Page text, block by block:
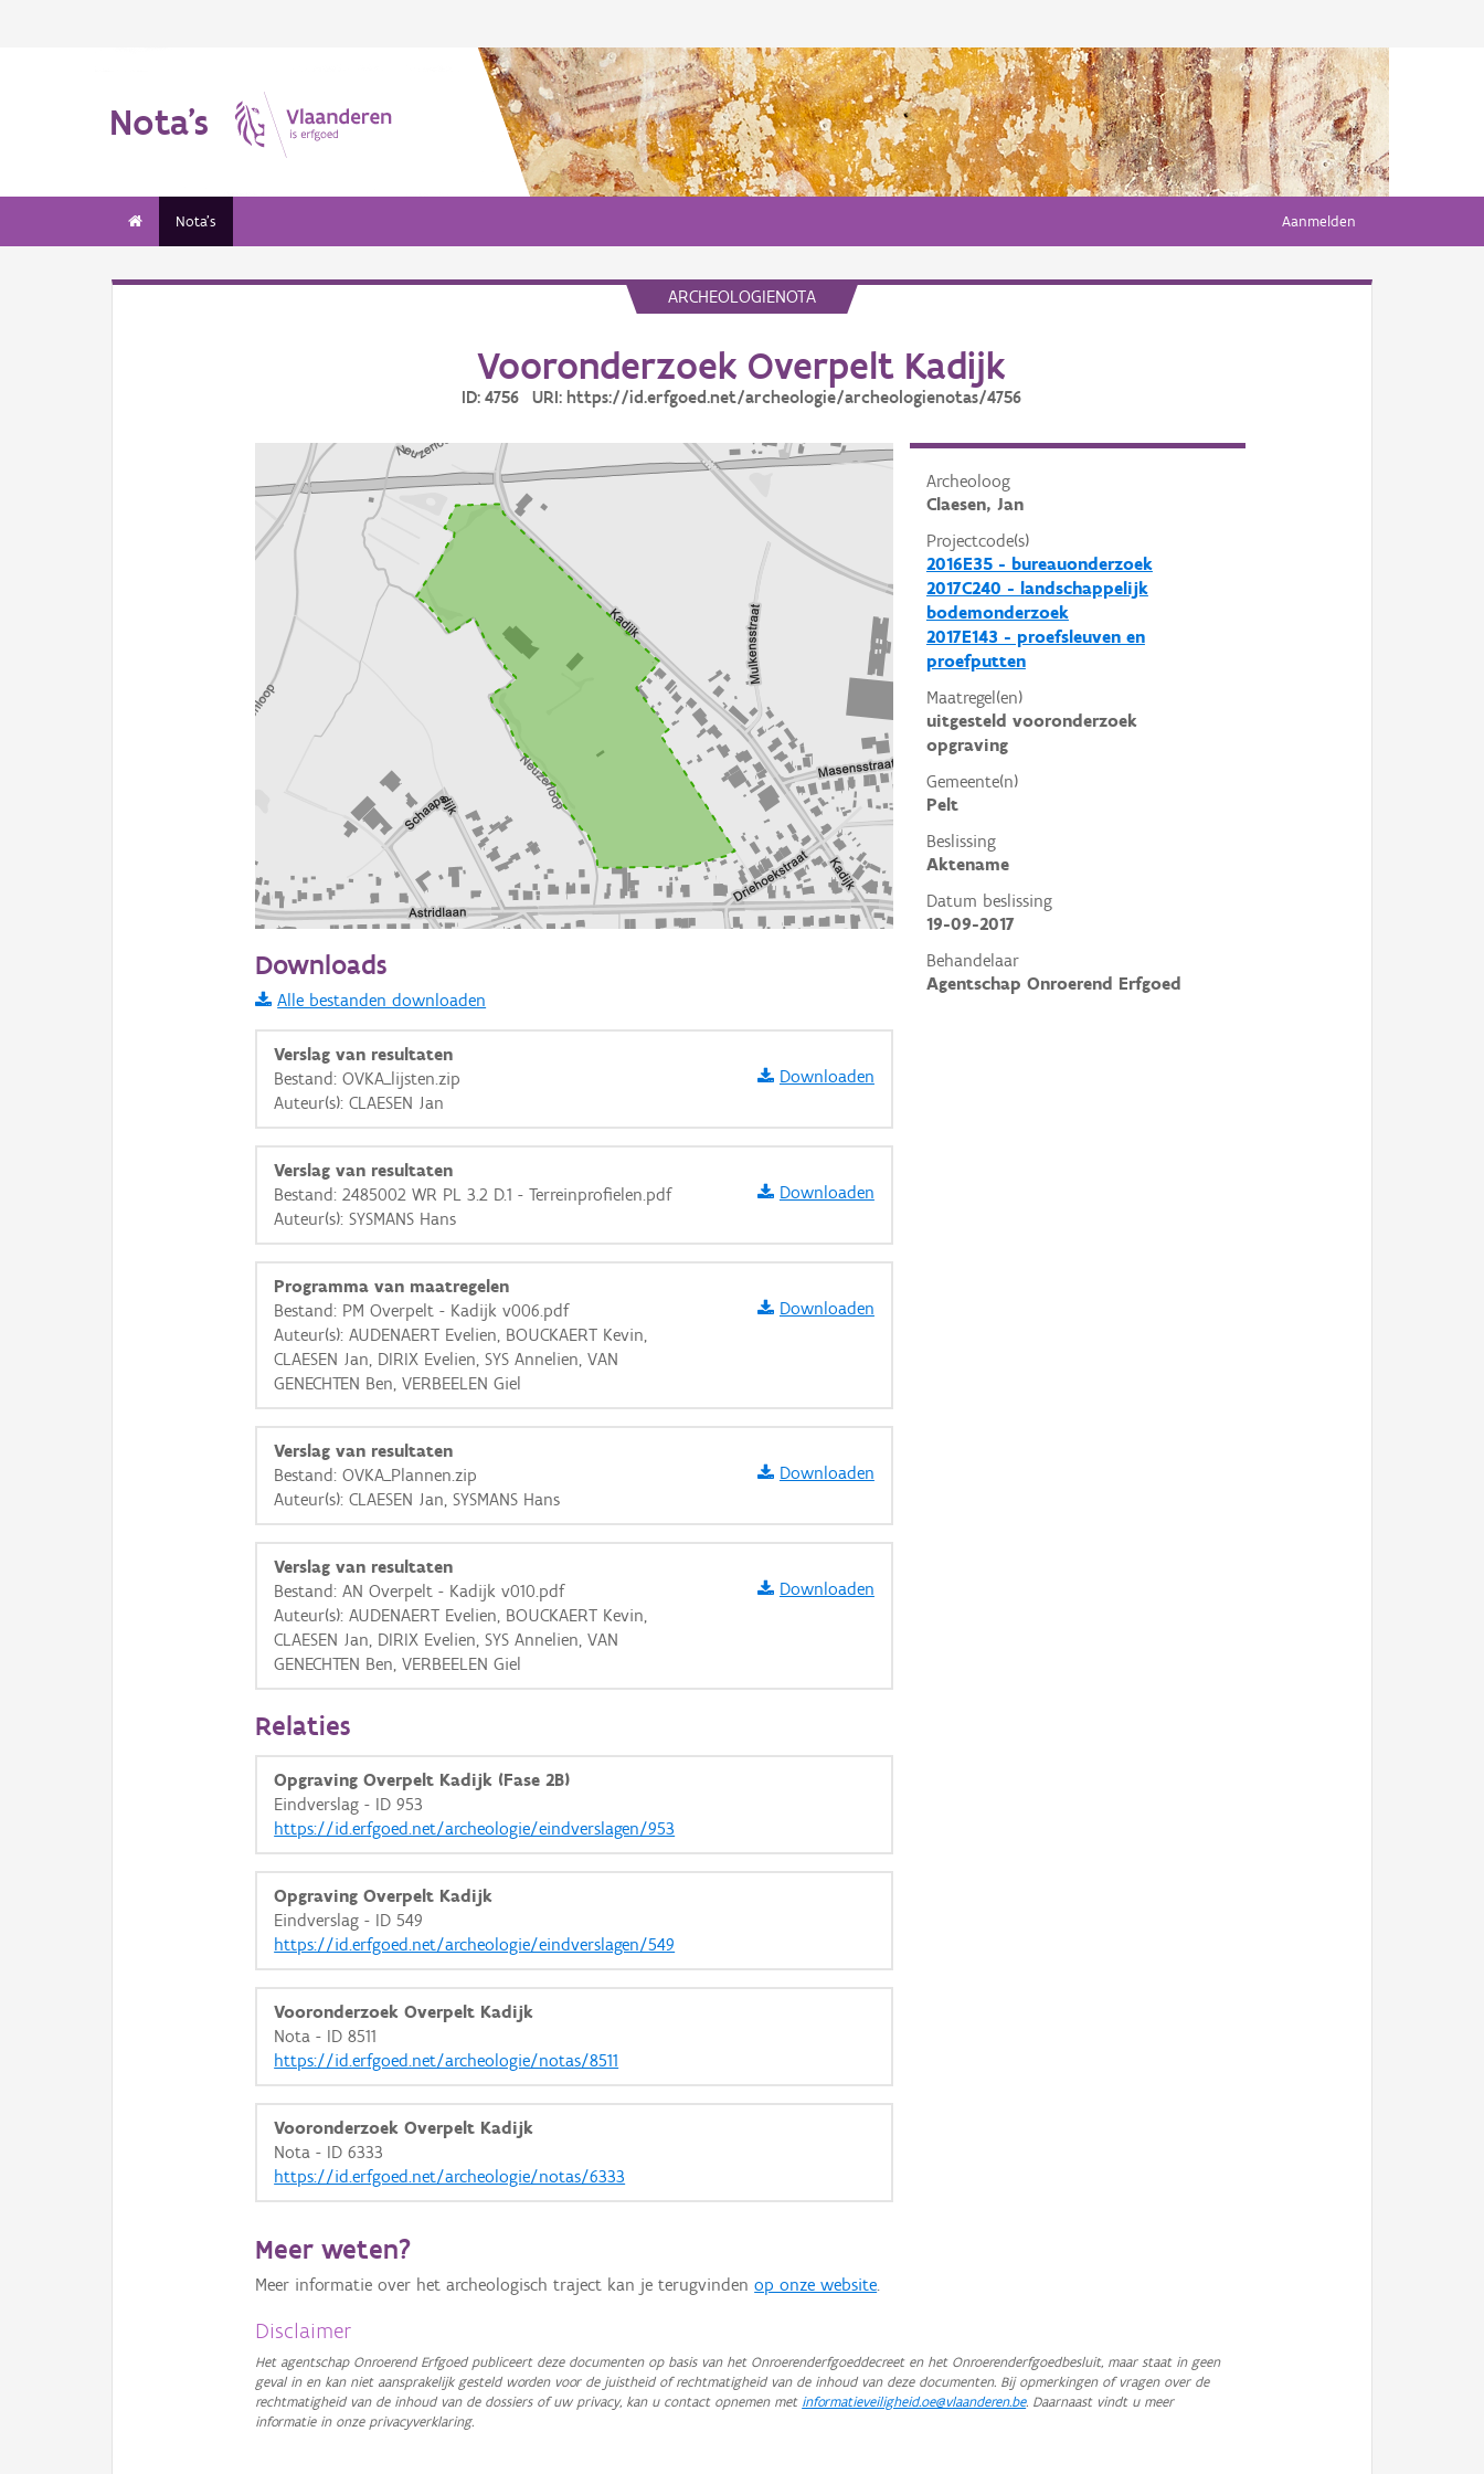
Nota's
Nota's Aanmelden
ARCHEOLOGIENOTA
Vooronderzoek Overpelt Kadijk
ID: 4756 URI: https://id.erfgoed.net/archeologie/archeologienotas/4756
Archeoloog
Claesen, Jan
Projectcode(s)
2016E35 - bureauonderzoek
2017C240 - landschappelijk
bodemonderzoek
2017E143 - proefsleuven en
proefputten
Maatregel(en)
uitgesteld vooronderzoek
opgraving
Gemeente(n)
Pelt
Beslissing
Aktename
Datum beslissing
19-09-2017
Behandelaar
Agentschap Onroerend Erfgoed
Informatie Vlaanderen
i
+ −
OSM-Basiskaart
Ortho
GRB-Basiskaart
GRB-Basiskaart in grijswaarden
Downloads
Alle bestanden downloaden
Verslag van resultaten
Bestand: OVKA_lijsten.zip
Auteur(s): CLAESEN Jan
Downloaden
Verslag van resultaten
Bestand: 2485002 WR PL 3.2 D.1 - Terreinprofielen.pdf
Auteur(s): SYSMANS Hans
Downloaden
Programma van maatregelen
Bestand: PM Overpelt - Kadijk v006.pdf
Auteur(s): AUDENAERT Evelien, BOUCKAERT Kevin,
CLAESEN Jan, DIRIX Evelien, SYS Annelien, VAN
GENECHTEN Ben, VERBEELEN Giel
Downloaden
Verslag van resultaten
Bestand: OVKA_Plannen.zip
Auteur(s): CLAESEN Jan, SYSMANS Hans
Downloaden
Verslag van resultaten
Bestand: AN Overpelt - Kadijk v010.pdf
Auteur(s): AUDENAERT Evelien, BOUCKAERT Kevin,
CLAESEN Jan, DIRIX Evelien, SYS Annelien, VAN
GENECHTEN Ben, VERBEELEN Giel
Downloaden
Relaties
Opgraving Overpelt Kadijk (Fase 2B)
Eindverslag - ID 953
https://id.erfgoed.net/archeologie/eindverslagen/953
Opgraving Overpelt Kadijk
Eindverslag - ID 549
https://id.erfgoed.net/archeologie/eindverslagen/549
Vooronderzoek Overpelt Kadijk
Nota - ID 8511
https://id.erfgoed.net/archeologie/notas/8511
Vooronderzoek Overpelt Kadijk
Nota - ID 6333
https://id.erfgoed.net/archeologie/notas/6333
Meer weten?
Meer informatie over het archeologisch traject kan je terugvindenop onze website.
Disclaimer
Het agentschap Onroerend Erfgoed publiceert deze documenten op basis van het Onroerenderfgoeddecreet en het Onroerenderfgoedbesluit, maar staat in geen
geval in en kan niet aansprakelijk gesteld worden voor de juistheid of rechtmatigheid van de inhoud van deze documenten. Bij opmerkingen of vragen over de
rechtmatigheid van de inhoud van de dossiers of uw privacy, kan u contact opnemen met informatieveiligheid.oe@vlaanderen.be. Daarnaast vindt u meer
informatie in onze privacyverklaring.